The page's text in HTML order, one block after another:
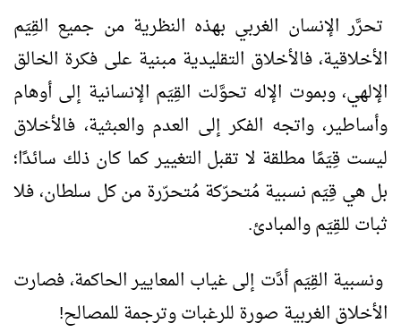
تحرَّر الإنسان الغربي بهذه النظرية من جميع القِيَم
الأخلاقية، فالأخلاق التقليدية مبنية على فكرة الخالق
الإلهي، وبموت الإله تحوَّلت القِيَم الإنسانية إلى أوهام
وأساطير، واتجه الفكر إلى العدم والعبثية، فالأخلاق
ليست قِيَمًا مطلقة لا تقبل التغيير كما كان ذلك سائدًا؛
بل هي قِيَم نسبية مُتحرّكة مُتحرّرة من كل سلطان، فلا
ثبات للقِيَم والمبادئ.
ونسبية القِيَم أدَّت إلى غياب المعايير الحاكمة، فصارت
الأخلاق الغربية صورة للرغبات وترجمة للمصالح!